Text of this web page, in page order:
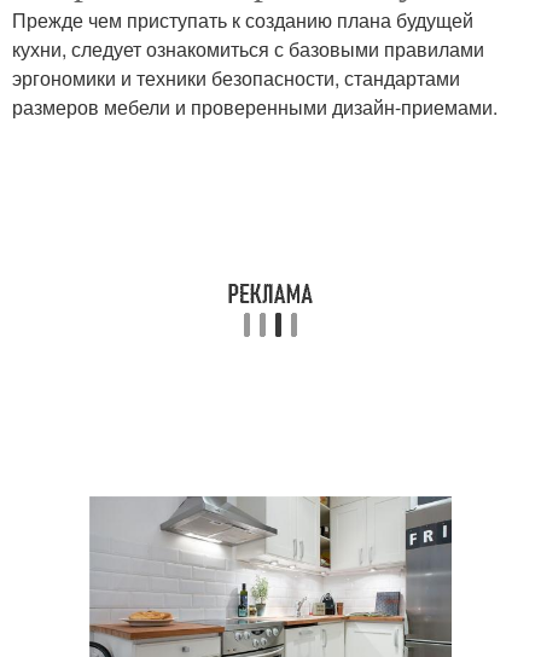
Прежде чем приступать к созданию плана будущей
кухни, следует ознакомиться с базовыми правилами
эргономики и техники безопасности, стандартами
размеров мебели и проверенными дизайн-приемами.